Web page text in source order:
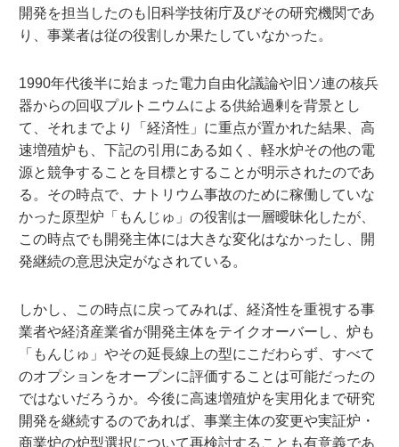
開発を担当したのも旧科学技術庁及びその研究機関であ
り、事業者は従の役割しか果たしていなかった。
1990年代後半に始まった電力自由化議論や旧ソ連の核兵
器からの回収プルトニウムによる供給過剰を背景とし
て、それまでより「経済性」に重点が置かれた結果、高
速増殖炉も、下記の引用にある如く、軽水炉その他の電
源と競争することを目標とすることが明示されたのであ
る。その時点で、ナトリウム事故のために稼働していな
かった原型炉「もんじゅ」の役割は一層曖昧化したが、
この時点でも開発主体には大きな変化はなかったし、開
発継続の意思決定がなされている。
しかし、この時点に戻ってみれば、経済性を重視する事
業者や経済産業省が開発主体をテイクオーバーし、炉も
「もんじゅ」やその延長線上の型にこだわらず、すべて
のオプションをオープンに評価することは可能だったの
ではないだろうか。今後に高速増殖炉を実用化まで研究
開発を継続するのであれば、事業主体の変更や実証炉・
商業炉の炉型選択について再検討することも有意義であ